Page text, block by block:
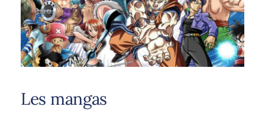
Les mangas